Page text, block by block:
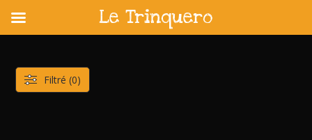
content
Filtré (0)
Le Trinquero